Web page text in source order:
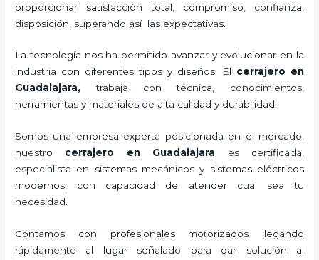
proporcionar satisfacción total, compromiso, confianza,
disposición, superando así las expectativas.
La tecnología nos ha permitido avanzar y evolucionar en la
industria con diferentes tipos y diseños. El cerrajero en
Guadalajara,trabaja con técnica, conocimientos,
herramientas y materiales de alta calidad y durabilidad.
Somos una empresa experta posicionada en el mercado,
nuestro cerrajero en Guadalajara es certificada,
especialista en sistemas mecánicos y sistemas eléctricos
modernos, con capacidad de atender cual sea tu
necesidad.
Contamos con profesionales motorizados llegando
rápidamente al lugar señalado para dar solución al